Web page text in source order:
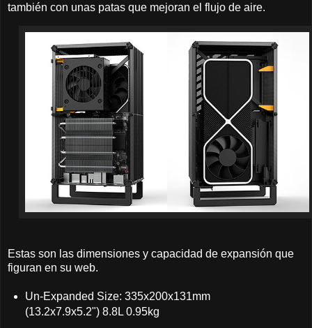
también con unas patas que mejoran el flujo de aire.
Estas son las dimensiones y capacidad de expansión que
figuran en su web.
Un-Expanded Size: 335x200x131mm
(13.2x7.9x5.2") 8.8L 0.95kg